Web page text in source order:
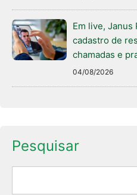
Em live, Janus
cadastro de
chamadas e
04/08/2026
Pesquisar